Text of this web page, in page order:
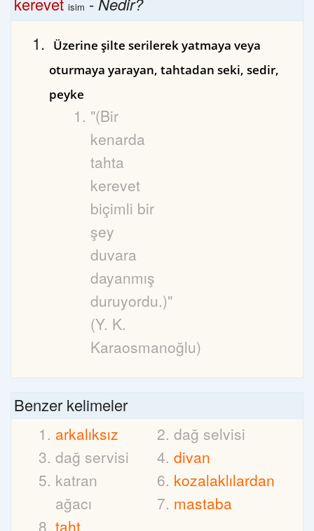
isim
Üzerine şilte serilerek yatmaya veya
oturmaya yarayan, tahtadan seki, sedir,
peyke
"(Bir
kenarda
tahta
kerevet
biçimli bir
şey
duvara
dayanmış
duruyordu.)"
(Y. K.
Karaosmanoğlu)
Benzer kelimeler
arkalıksız
dağ selvisi
dağ servisi
divan
katran
ağacı
kozalaklılardan
mastaba
taht